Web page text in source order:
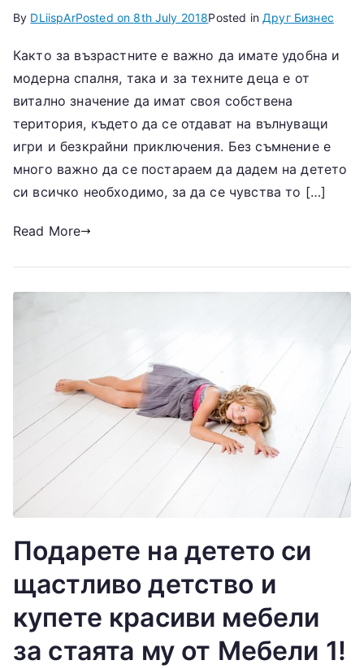
By DLiispArPosted on8th July 2018Posted inДруг Бизнес
Както за възрастните е важно да имате удобна и
модерна спалня, така и за техните деца е от
витално значение да имат своя собствена
територия, където да се отдават на вълнуващи
игри и безкрайни приключения. Без съмнение е
много важно да се постараем да дадем на детето
си всичко необходимо, за да се чувства то […]
Read More
Подарете на детето си
щастливо детство и
купете красиви мебели
за стаята му от Мебели 1!